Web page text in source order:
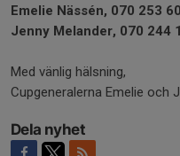
Emelie Nässén, 070 253
Jenny Melander, 070 244
Med vänlig hälsning,
Cupgeneralerna Emelie och
Dela nyhet